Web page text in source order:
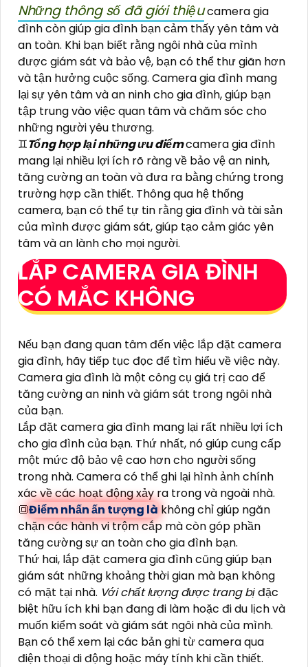
Những thông số đã giới thiệucamera gia
đình còn giúp gia đình bạn cảm thấy yên tâm và
an toàn. Khi bạn biết rằng ngôi nhà của mình
được giám sát và bảo vệ, bạn có thể thư giãn hơn
và tận hưởng cuộc sống. Camera gia đình mang
lại sự yên tâm và an ninh cho gia đình, giúp bạn
tập trung vào việc quan tâm và chăm sóc cho
những người yêu thương.
♊Tổng hợp lại những ưu điểmcamera gia đình
mang lại nhiều lợi ích rõ ràng về bảo vệ an ninh,
tăng cường an toàn và đưa ra bằng chứng trong
trường hợp cần thiết. Thông qua hệ thống
camera, bạn có thể tự tin rằng gia đình và tài sản
của mình được giám sát, giúp tạo cảm giác yên
tâm và an lành cho mọi người.
LẮP CAMERA GIA ĐÌNH
CÓ MẮC KHÔNG
Nếu bạn đang quan tâm đến việc lắp đặt camera
gia đình, hãy tiếp tục đọc để tìm hiểu về việc này.
Camera gia đình là một công cụ giá trị cao để
tăng cường an ninh và giám sát trong ngôi nhà
của bạn.
Lắp đặt camera gia đình mang lại rất nhiều lợi ích
cho gia đình của bạn. Thứ nhất, nó giúp cung cấp
một mức độ bảo vệ cao hơn cho người sống
trong nhà. Camera có thể ghi lại hình ảnh chính
xác về các hoạt động xảy ra trong và ngoài nhà.
🔳Điểm nhấn ấn tượng là không chỉ giúp ngăn
chặn các hành vi trộm cắp mà còn góp phần
tăng cường sự an toàn cho gia đình bạn.
Thứ hai, lắp đặt camera gia đình cũng giúp bạn
giám sát những khoảng thời gian mà bạn không
có mặt tại nhà. Với chất lượng được trang bịđặc
biệt hữu ích khi bạn đang đi làm hoặc đi du lịch và
muốn kiểm soát và giám sát ngôi nhà của mình.
Bạn có thể xem lại các bản ghi từ camera qua
điện thoại di động hoặc máy tính khi cần thiết.